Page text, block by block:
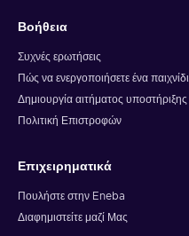
Βοήθεια
Συχνές ερωτήσεις
Πώς να ενεργοποιήσετε ένα παιχνίδι
Δημιουργία αιτήματος υποστήριξης
Πολιτική Επιστροφών
Επιχειρηματικά
Πουλήστε στην Eneba
Διαφημιστείτε μαζί Μας